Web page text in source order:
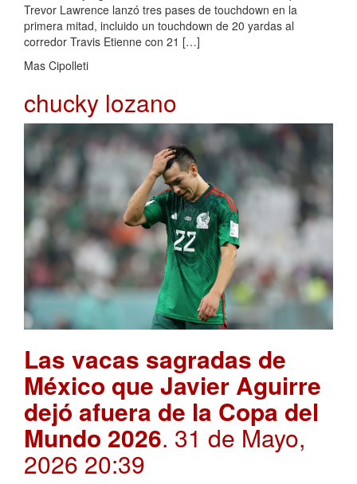
Trevor Lawrence lanzó tres pases de touchdown en la
primera mitad, incluido un touchdown de 20 yardas al
corredor Travis Etienne con 21 […]
Mas Cipolleti
chucky lozano
Las vacas sagradas de
México que Javier Aguirre
dejó afuera de la Copa del
Mundo 2026. 31 de Mayo,
2026 20:39